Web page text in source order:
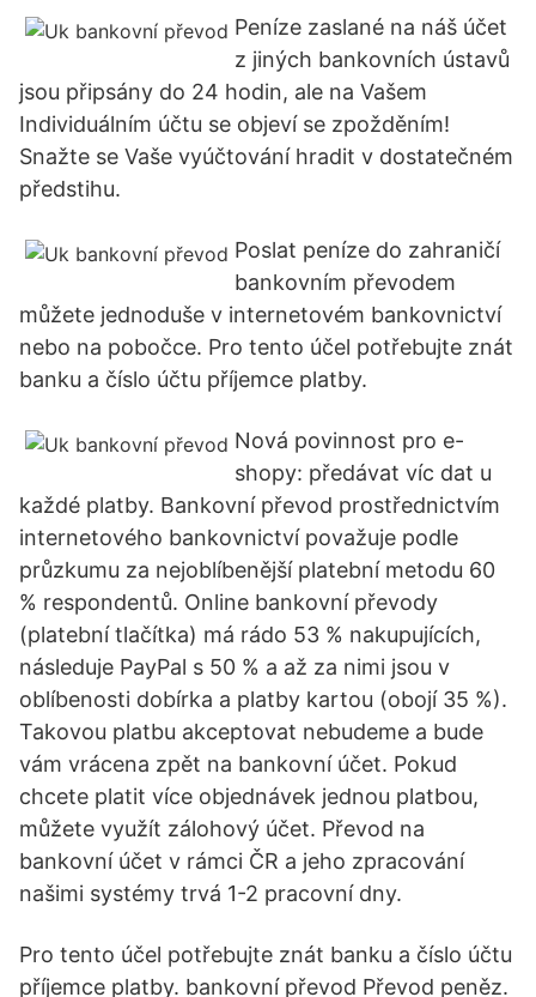
Peníze zaslané na náš účet
z jiných bankovních ústavů
jsou připsány do 24 hodin, ale na Vašem
Individuálním účtu se objeví se zpožděním!
Snažte se Vaše vyúčtování hradit v dostatečném
předstihu.
Poslat peníze do zahraničí
bankovním převodem
můžete jednoduše v internetovém bankovnictví
nebo na pobočce. Pro tento účel potřebujte znát
banku a číslo účtu příjemce platby.
Nová povinnost pro e-
shopy: předávat víc dat u
každé platby. Bankovní převod prostřednictvím
internetového bankovnictví považuje podle
průzkumu za nejoblíbenější platební metodu 60
% respondentů. Online bankovní převody
(platební tlačítka) má rádo 53 % nakupujících,
následuje PayPal s 50 % a až za nimi jsou v
oblíbenosti dobírka a platby kartou (obojí 35 %).
Takovou platbu akceptovat nebudeme a bude
vám vrácena zpět na bankovní účet. Pokud
chcete platit více objednávek jednou platbou,
můžete využít zálohový účet. Převod na
bankovní účet v rámci ČR a jeho zpracování
našimi systémy trvá 1-2 pracovní dny.
Pro tento účel potřebujte znát banku a číslo účtu
příjemce platby. bankovní převod Převod peněz.